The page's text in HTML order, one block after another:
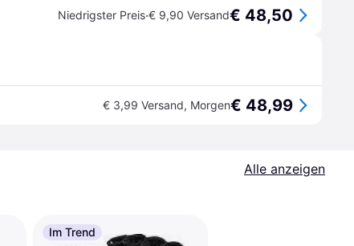
Niedrigster Preis·€ 9,90 Versand€ 48,50
€ 3,99 Versand, Morgen€ 48,99
Alle anzeigen
Im Trend